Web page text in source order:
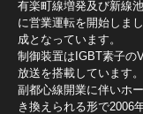
有楽町線増発及び新線
に営業運転を開始しま
成となっています。
制御装置はIGBT素子の
放送を搭載しています。
副都心線開業に伴いホ
き換えられる形で2006